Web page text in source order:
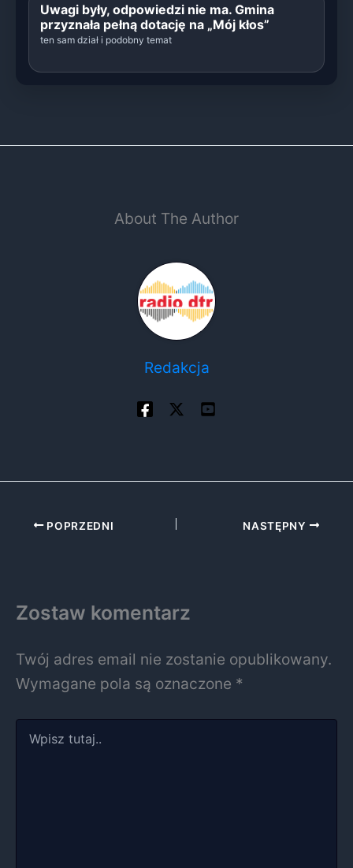
Uwagi były, odpowiedzi nie ma. Gmina
przyznała pełną dotację na „Mój kłos”
ten sam dział i podobny temat
About The Author
Redakcja
POPRZEDNI NASTĘPNY
Zostaw komentarz
Twój adres email nie zostanie opublikowany.
Wymagane pola są oznaczone *
tutaj..